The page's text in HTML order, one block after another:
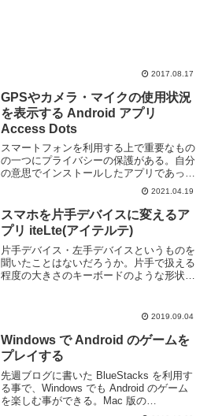
2017.08.17
GPSやカメラ・マイクの使用状況
を表示する Android アプリ
Access Dots
スマートフォンを利用する上で重要なもの
の一つにプライバシーの保護がある。自分
の意思でインストールしたアプリであって
も、意図しないタイミングで勝手に位置情
報やカメラ・マイクなどを起動して自由に
データを取得していいというわけではな
い。Andro...
2021.04.19
スマホを片手デバイスに変えるア
プリ iteLte(アイテルテ)
片手デバイス・左手デバイスというものを
聞いたことはないだろうか。片手で扱える
程度の大きさのキーボードのような形状で
アプリケーションを頻繁に利用する人向け
2019.09.04
Windows で Android のゲームを
プレイする
先週ブログに書いた BlueStacks を利用す
る事で、Windows でも Android のゲーム
を楽しむ事ができる。Mac 版の
BlueStacks はちょっとバージョンが古そ